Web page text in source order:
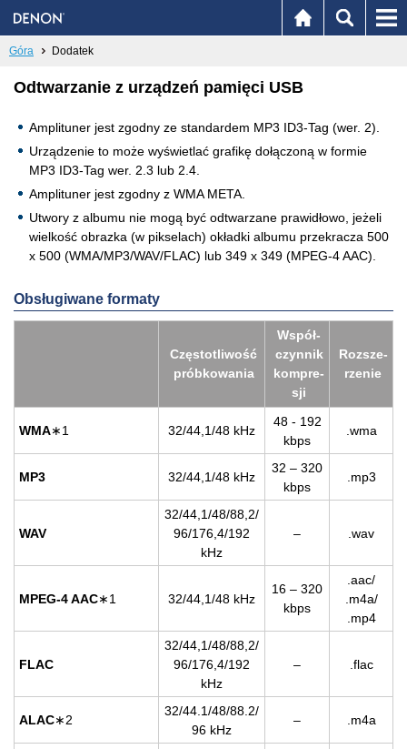
Góra Dodatek
Odtwarzanie z urządzeń pamięci USB
Amplituner jest zgodny ze standardem MP3 ID3-Tag (wer. 2).
Urządzenie to może wyświetlać grafikę dołączoną w formie
MP3 ID3-Tag wer. 2.3 lub 2.4.
Amplituner jest zgodny z WMA META.
Utwory z albumu nie mogą być odtwarzane prawidłowo, jeżeli
wielkość obrazka (w pikselach) okładki albumu przekracza 500
x 500 (WMA/MP3/WAV/FLAC) lub 349 x 349 (MPEG-4 AAC).
Obsługiwane formaty
Czę­sto­tli­wość
prób­ko­wa­nia
Współ­
czyn­nik
kom­pre­
sji
Roz­sze­
rze­nie
WMA∗1 32/44,1/48 kHz
48 - 192
kbps
.wma
MP3 32/44,1/48 kHz
32 – 320
kbps
.mp3
WAV
32/44,1/48/88,2/
96/176,4/192
kHz
– .wav
MPEG-4 AAC∗1 32/44,1/48 kHz
16 – 320
kbps
.aac/
.m4a/
.mp4
FLAC
32/44,1/48/88,2/
96/176,4/192
kHz
– .flac
ALAC∗2
32/44.1/48/88.2/
96 kHz
– .m4a